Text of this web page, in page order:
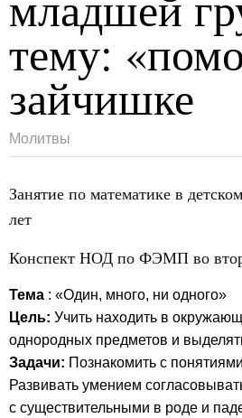
тему:
зайчишке
Молитвы
Занятие по математике в
лет
Конспект НОД по ФЭМП во
Тема : «Один, много, ни одного»
Цель: Учить находить в
однородных предметов и
Задачи: Познакомить с
Развивать умением
с существительными в роде и